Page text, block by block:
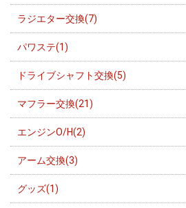
ラジエター交換(7)
パワステ(1)
ドライブシャフト交換(5)
マフラー交換(21)
エンジンO/H(2)
アーム交換(3)
グッズ(1)